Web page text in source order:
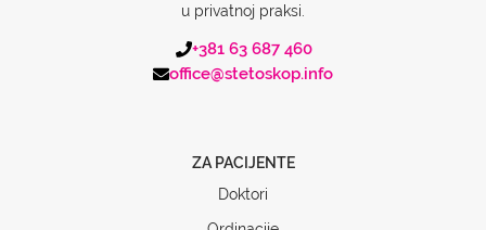
u privatnoj praksi.
+381 63 687 460
office@stetoskop.info
ZA PACIJENTE
Doktori